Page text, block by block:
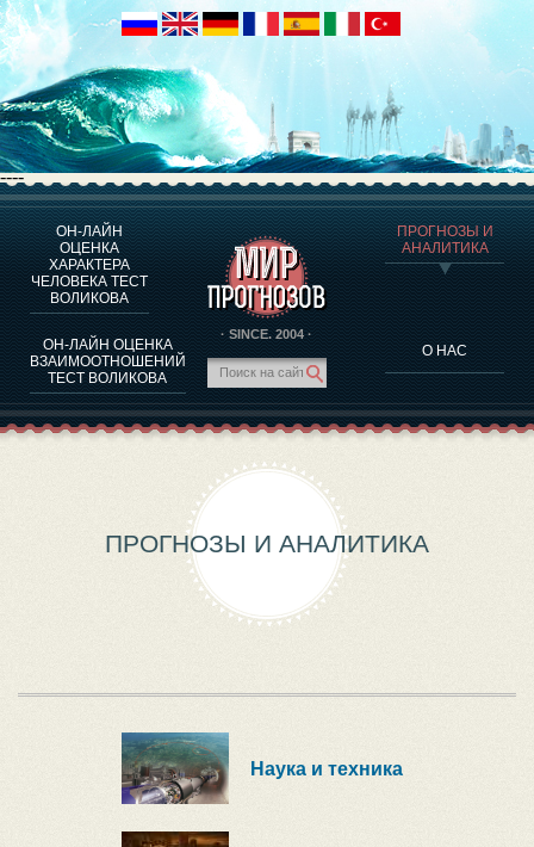
----
ОН-ЛАЙН
ОЦЕНКА
ХАРАКТЕРА
ЧЕЛОВЕКА ТЕСТ
ВОЛИКОВА
ОН-ЛАЙН ОЦЕНКА
ВЗАИМООТНОШЕНИЙ
ТЕСТ ВОЛИКОВА
· SINCE. 2004 ·
ПРОГНОЗЫ И
АНАЛИТИКА
О НАС
О ПРОГРАММЕ
ОЦЕНКА ХАРАКТЕРA ЧЕЛОВЕКА
ОЦЕНКА ХАРАКТЕРА ВЫДАЮЩИХСЯ ЛИЧНОСТЕЙ
О ПРОГРАММЕ
ТЕСТ НА СОВМЕСТИМОСТЬ ВОЛИКОВА
ПРОГНОЗЫ И АНАЛИТИКА
ПРОГНОЗЫ И АНАЛИТИКА
Наука и техника